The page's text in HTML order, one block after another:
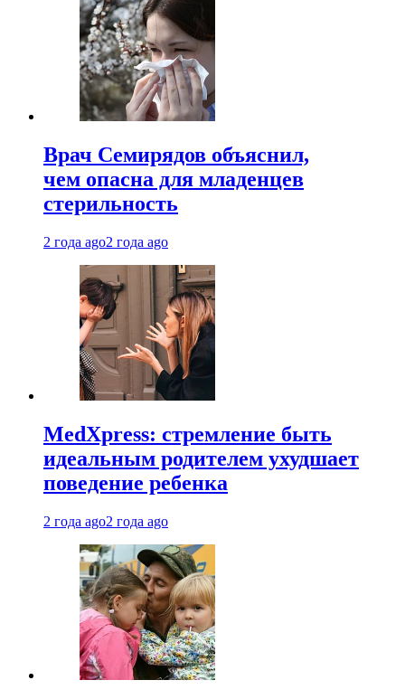
Врач Семирядов объяснил,
чем опасна для младенцев
стерильность
2 года ago2 года ago
MedXpress: стремление быть
идеальным родителем ухудшает
поведение ребенка
2 года ago2 года ago